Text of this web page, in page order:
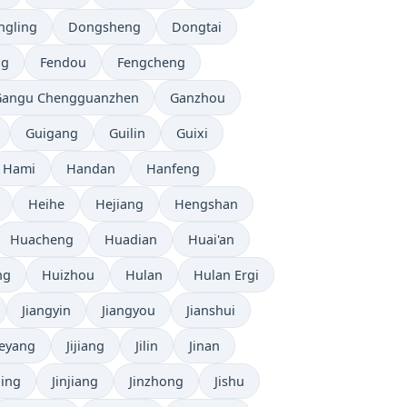
Dongsheng Dongtai
Fendou Fengcheng
Chengguanzhen Ganzhou
Guigang Guilin Guixi
Hami Handan Hanfeng
Heihe Hejiang Hengshan
Huacheng Huadian Huai'an
Huizhou Hulan Hulan Ergi
Jiangyin Jiangyou Jianshui
Jijiang Jilin Jinan
Jinjiang Jinzhong Jishu